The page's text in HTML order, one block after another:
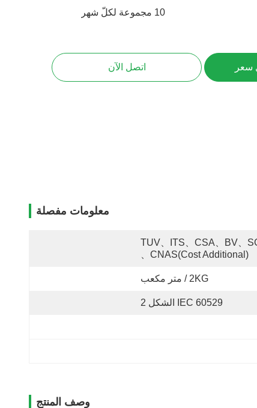
10 مجموعة لكلّ شهر
سعر اتصل الآن
معلومات مفصلة
TUV、ITS、CSA、BV、
、CNAS(cost Additional)
2KG / متر مكعب
IEC 60529 الشكل 2
وصف المنتج